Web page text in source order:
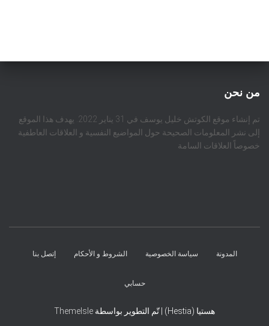
من نحن
تم إنشاء موقع الكوتش خليل يوسف في 31 يناير 2022. يهدف هذا الموقع
إلى نشر المعلومات الصحيحة حول المواضيع النفسية و العلاقات العاطفية
خصوصاً العلاقات السامة
المدونة سياسة الخصوصية الشروط و الأحكام إتصل بنا
حسابي
هستيا (Hestia) | تّم التطوير بواسطة ThemeIsle